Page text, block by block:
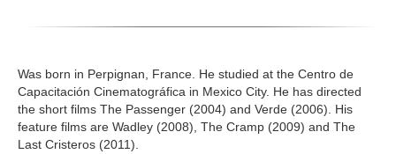
Was born in Perpig­nan, France. He studied at the Centro de
Capacitación Cinematográfica in Mexico City. He has directed
the short films The Passenger (2004) and Verde (2006). His
feature films are Wadley (2008), The Cramp (2009) and The
Last Cristeros (2011).